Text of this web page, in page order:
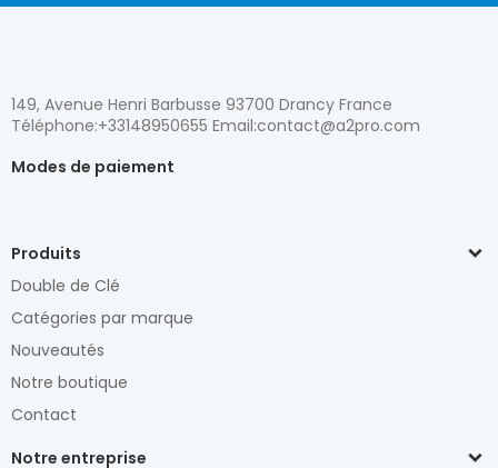
149, Avenue Henri Barbusse 93700 Drancy France
Téléphone:+33148950655 Email:contact@a2pro.com
Modes de paiement
Produits
Double de Clé
Catégories par marque
Nouveautés
Notre boutique
Contact
Notre entreprise